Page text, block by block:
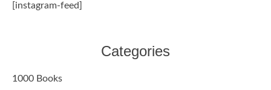
[instagram-feed]
Categories
1000 Books